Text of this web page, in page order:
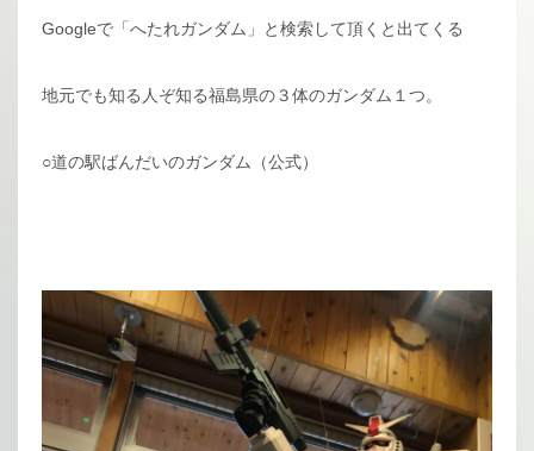
Googleで「へたれガンダム」と検索して頂くと出てくる
地元でも知る人ぞ知る福島県の３体のガンダム１つ。
○道の駅ばんだいのガンダム（公式）